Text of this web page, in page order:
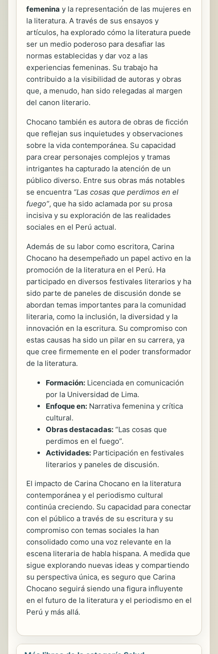
femenina y la representación de las mujeres en
la literatura. A través de sus ensayos y
artículos, ha explorado cómo la literatura puede
ser un medio poderoso para desafiar las
normas establecidas y dar voz a las
experiencias femeninas. Su trabajo ha
contribuido a la visibilidad de autoras y obras
que, a menudo, han sido relegadas al margen
del canon literario.
Chocano también es autora de obras de ficción
que reflejan sus inquietudes y observaciones
sobre la vida contemporánea. Su capacidad
para crear personajes complejos y tramas
intrigantes ha capturado la atención de un
público diverso. Entre sus obras más notables
se encuentra “Las cosas que perdimos en el
fuego”, que ha sido aclamada por su prosa
incisiva y su exploración de las realidades
sociales en el Perú actual.
Además de su labor como escritora, Carina
Chocano ha desempeñado un papel activo en la
promoción de la literatura en el Perú. Ha
participado en diversos festivales literarios y ha
sido parte de paneles de discusión donde se
abordan temas importantes para la comunidad
literaria, como la inclusión, la diversidad y la
innovación en la escritura. Su compromiso con
estas causas ha sido un pilar en su carrera, ya
que cree firmemente en el poder transformador
de la literatura.
Formación: Licenciada en comunicación
por la Universidad de Lima.
Enfoque en: Narrativa femenina y crítica
cultural.
Obras destacadas: “Las cosas que
perdimos en el fuego”.
Actividades: Participación en festivales
literarios y paneles de discusión.
El impacto de Carina Chocano en la literatura
contemporánea y el periodismo cultural
continúa creciendo. Su capacidad para conectar
con el público a través de su escritura y su
compromiso con temas sociales la han
consolidado como una voz relevante en la
escena literaria de habla hispana. A medida que
sigue explorando nuevas ideas y compartiendo
su perspectiva única, es seguro que Carina
Chocano seguirá siendo una figura influyente
en el futuro de la literatura y el periodismo en el
Perú y más allá.